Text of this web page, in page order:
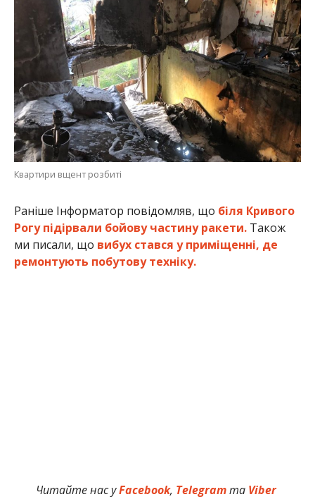
Квартири вщент розбиті
Раніше Інформатор повідомляв, що біля Кривого
Рогу підірвали бойову частину ракети.Також
ми писали, що вибух стався у приміщенні, де
ремонтують побутову техніку.
Читайте нас уFacebook, Telegramта Viber